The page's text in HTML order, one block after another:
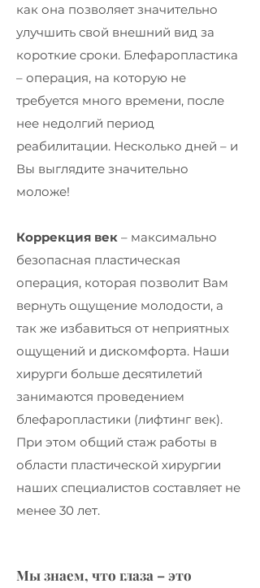
как она позволяет значительно
улучшить свой внешний вид за
короткие сроки. Блефаропластика
– операция, на которую не
требуется много времени, после
нее недолгий период
реабилитации. Несколько дней – и
Вы выглядите значительно
моложе!
Коррекция век – максимально
безопасная пластическая
операция, которая позволит Вам
вернуть ощущение молодости, а
так же избавиться от неприятных
ощущений и дискомфорта. Наши
хирурги больше десятилетий
занимаются проведением
блефаропластики (лифтинг век).
При этом общий стаж работы в
области пластической хирургии
наших специалистов составляет не
менее 30 лет.
Мы знаем, что глаза – это